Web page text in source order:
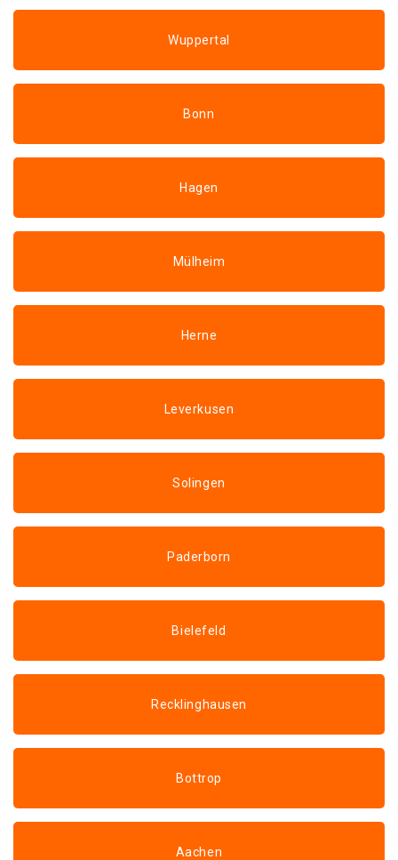
Wuppertal
Bonn
Hagen
Mülheim
Herne
Leverkusen
Solingen
Paderborn
Bielefeld
Recklinghausen
Bottrop
Aachen